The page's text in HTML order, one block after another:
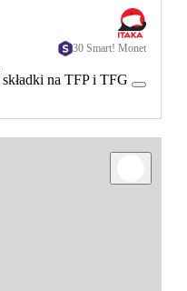
30 Smart! Monet
na TFP i TFG